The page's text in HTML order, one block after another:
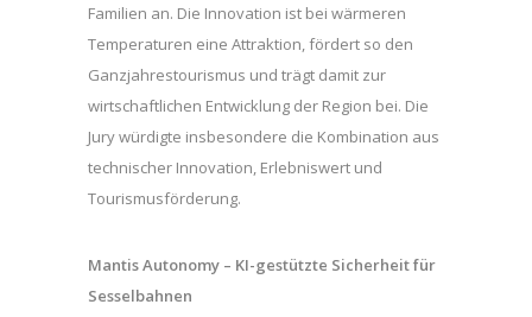
Familien an. Die Innovation ist bei wärmeren
Temperaturen eine Attraktion, fördert so den
Ganzjahrestourismus und trägt damit zur
wirtschaftlichen Entwicklung der Region bei. Die
Jury würdigte insbesondere die Kombination aus
technischer Innovation, Erlebniswert und
Tourismusförderung.
Mantis Autonomy – KI-gestützte Sicherheit für
Sesselbahnen